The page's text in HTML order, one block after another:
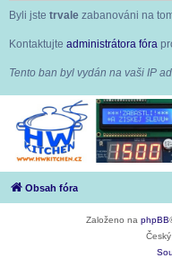
Byli jste trvale zabanováni na
Kontaktujte administrátora fóra
Tento ban byl vydán na vaši IP
Obsah fóra
Založeno na phpBB